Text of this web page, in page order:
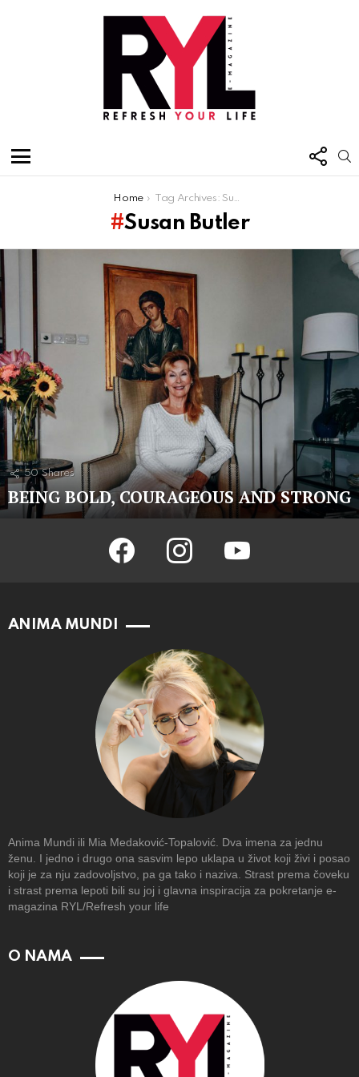
US
Home Tag Archives: Susan Butler
Susan Butler
Latest
stories
50 Shares
BEING BOLD, COURAGEOUS AND STRONG
facebook instagram youtube
ANIMA MUNDI
Anima Mundi ili Mia Medaković-Topalović. Dva imena za jednu
ženu. I jedno i drugo ona sasvim lepo uklapa u život koji živi i posao
koji je za nju zadovoljstvo, pa ga tako i naziva. Strast prema čoveku
i strast prema lepoti bili su joj i glavna inspiracija za pokretanje e-
magazina RYL/Refresh your life
O NAMA